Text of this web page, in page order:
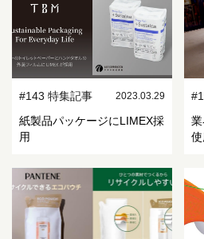
#143 特集記事 2023.03.29
紙製品パッケージにLIMEX採
用